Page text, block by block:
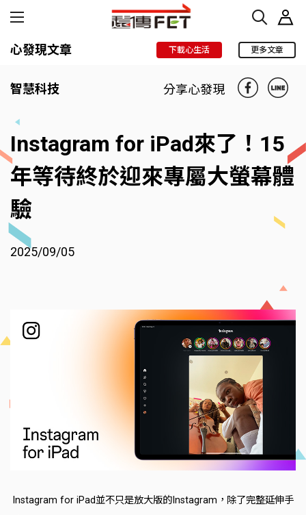
心發現文章 下載心生活 更多文章
智慧科技 分享心發現
Instagram for iPad來了！15
年等待終於迎來專屬大螢幕體
驗
2025/09/05
Instagram for iPad並不只是放大版的Instagram，除了完整延伸手